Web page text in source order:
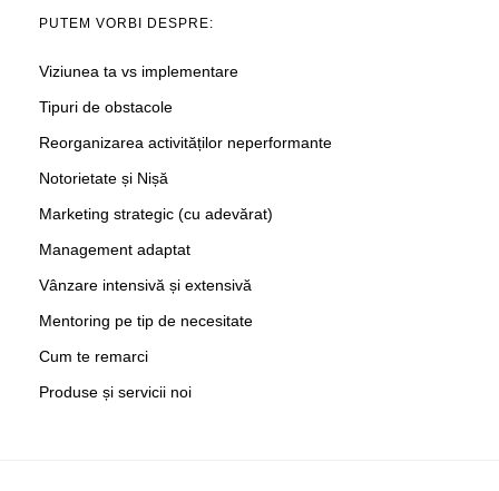
PUTEM VORBI DESPRE:
Viziunea ta vs implementare
Tipuri de obstacole
Reorganizarea activităților neperformante
Notorietate și Nișă
Marketing strategic (cu adevărat)
Management adaptat
Vânzare intensivă și extensivă
Mentoring pe tip de necesitate
Cum te remarci
Produse și servicii noi